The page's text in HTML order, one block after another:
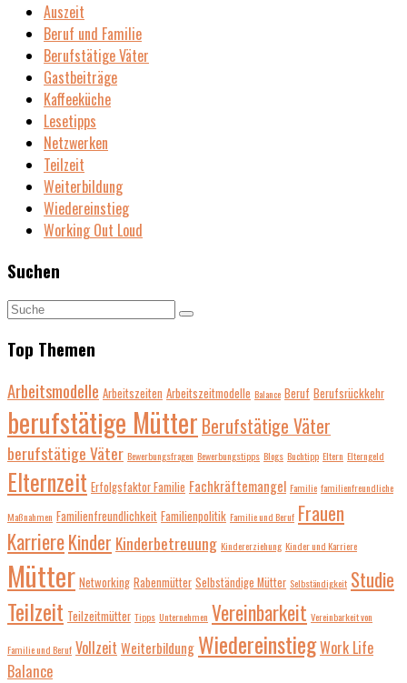
Auszeit
Beruf und Familie
Berufstätige Väter
Gastbeiträge
Kaffeeküche
Lesetipps
Netzwerken
Teilzeit
Weiterbildung
Wiedereinstieg
Working Out Loud
Suchen
Top Themen
Arbeitsmodelle Arbeitszeiten Arbeitszeitmodelle Balance Beruf Berufsrückkehr
berufstätige Mütter Berufstätige Väter
berufstätige Väter Bewerbungsfragen Bewerbungstipps Blogs Buchtipp Eltern Elterngeld
Elternzeit Erfolgsfaktor Familie Fachkräftemangel Familie familienfreundliche
Maßnahmen Familienfreundlichkeit Familienpolitik Familie und Beruf Frauen
KarriereKinder Kinderbetreuung Kindererziehung Kinder und Karriere
Mütter Networking Rabenmütter Selbständige Mütter Selbständigkeit Studie
Teilzeit Teilzeitmütter Tipps Unternehmen Vereinbarkeit Vereinbarkeit von
Familie und Beruf Vollzeit Weiterbildung WiedereinstiegWork Life
Balance